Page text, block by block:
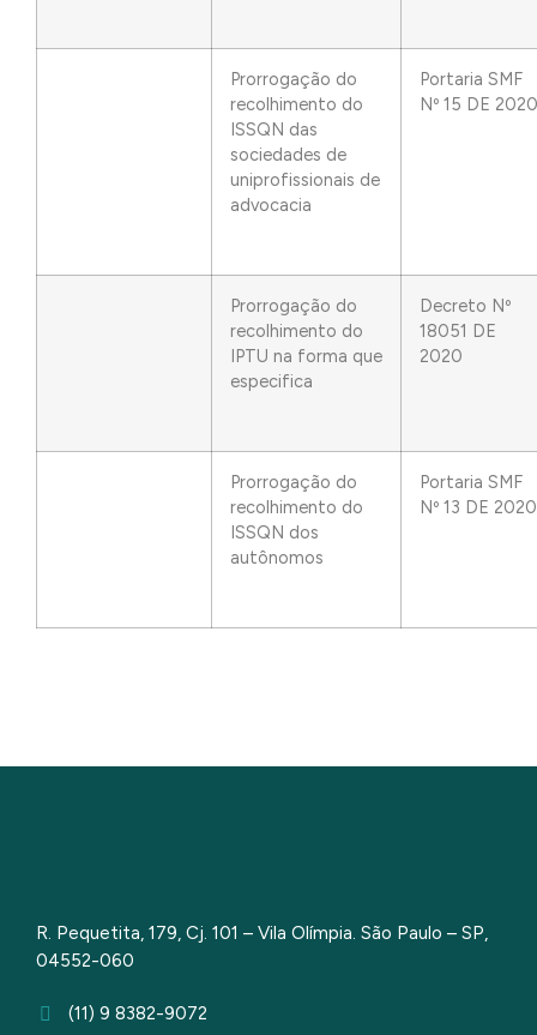
Prorrogação do
recolhimento do
ISSQN das
sociedades de
uniprofissionais de
advocacia
Portaria SMF
Nº 15 DE 2020
Prorrogação do
recolhimento do
IPTU na forma que
especifica
Decreto Nº
18051 DE
2020
Prorrogação do
recolhimento do
ISSQN dos
autônomos
Portaria SMF
Nº 13 DE 2020
R. Pequetita, 179, Cj. 101 – Vila Olímpia. São Paulo – SP,
04552-060
(11) 9 8382-9072